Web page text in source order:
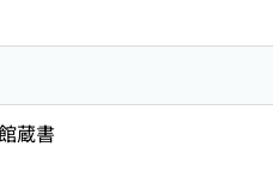
蔵書